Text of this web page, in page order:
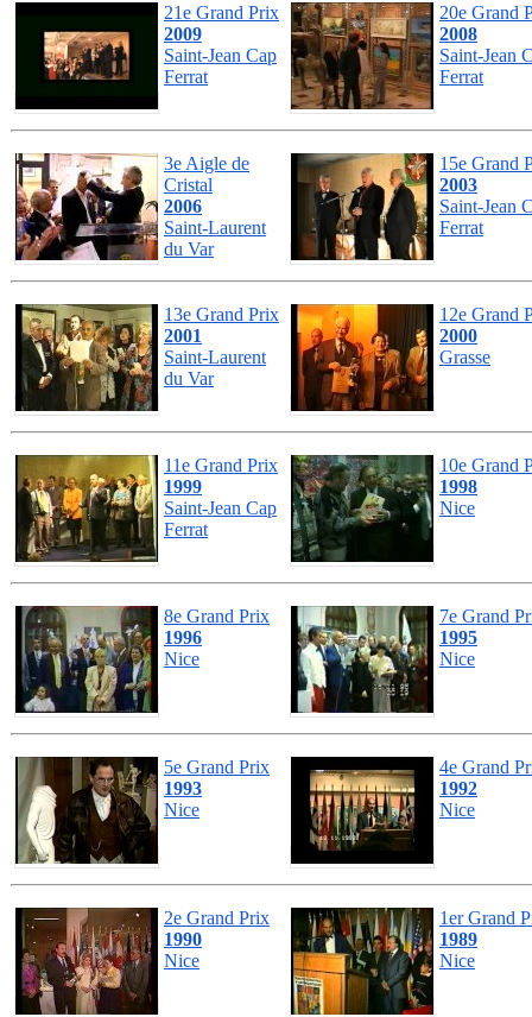
21e Grand Prix
2009
Saint-Jean Cap
Ferrat
20e Grand
2008
Saint-Jean
Ferrat
3e Aigle de
Cristal
2006
Saint-Laurent
du Var
15e Grand
2003
Saint-Jean
Ferrat
13e Grand Prix
2001
Saint-Laurent
du Var
12e Grand
2000
Grasse
11e Grand Prix
1999
Saint-Jean Cap
Ferrat
10e Grand
1998
Nice
8e Grand Prix
1996
Nice
7e Grand
1995
Nice
5e Grand Prix
1993
Nice
4e Grand
1992
Nice
2e Grand Prix
1990
Nice
1er Grand
1989
Nice